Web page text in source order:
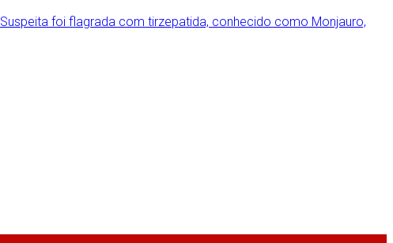
Suspeita foi flagrada com tirzepatida, conhecido como Monjauro,